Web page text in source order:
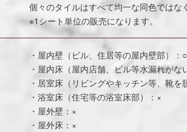
個々のタイルはすべて均一な同色ではな
※1シート単位の販売になります。
・屋内壁（ビル、住居等の屋内壁部）：○
・屋内床（屋内店舗、ビル等水漏れが
・居室床（リビングやキッチン等、靴
・浴室床（住宅等の浴室床部）：×
・屋外壁：×
・屋外床：×